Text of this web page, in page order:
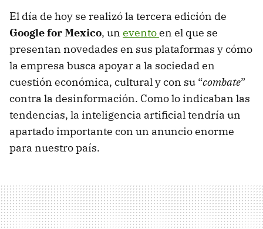
El día de hoy se realizó la tercera edición de
Google for Mexico, un eventoen el que se
presentan novedades en sus plataformas y cómo
la empresa busca apoyar a la sociedad en
cuestión económica, cultural y con su “combate”
contra la desinformación. Como lo indicaban las
tendencias, la inteligencia artificial tendría un
apartado importante con un anuncio enorme
para nuestro país.